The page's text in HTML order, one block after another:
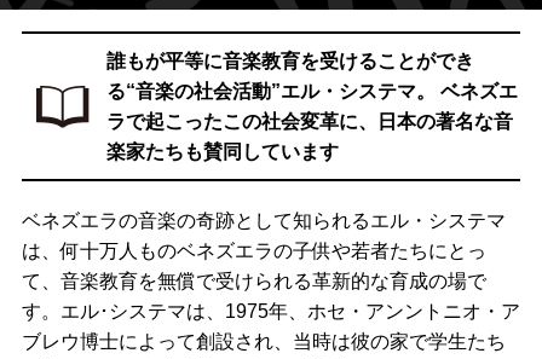
誰もが平等に音楽教育を受けることができ
る“音楽の社会活動”エル・システマ。
ベネズエ
ラで起こったこの社会変革に、日本の著名な音
楽家たちも賛同しています
ベネズエラの音楽の奇跡として知られるエル・システマ
は、何十万人ものベネズエラの子供や若者たちにとっ
て、音楽教育を無償で受けられる革新的な育成の場で
す。エル･システマは、1975年、ホセ・アンントニオ・ア
ブレウ博士によって創設され、当時は彼の家で学生たち